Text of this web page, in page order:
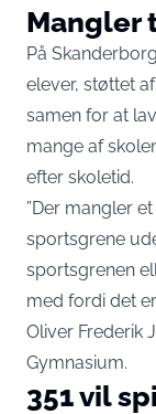
Mangler
På
elever, støttet
samen for at
mange af
efter skoletid.
”Der mangler
sportsgrene
sportsgrenen
med fordi det
Oliver Frederik
Gymnasium.
351 vil